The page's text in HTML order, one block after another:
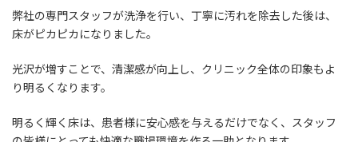
弊社の専門スタッフが洗浄を行い、丁寧に汚れを除去した後は、
床がピカピカになりました。
光沢が増すことで、清潔感が向上し、クリニック全体の印象もよ
り明るくなります。
明るく輝く床は、患者様に安心感を与えるだけでなく、スタッフ